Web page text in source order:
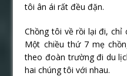
tôi ân ái rất đều đặn.
Chồng tôi về rồi lại đi,
Một chiều thứ 7 mẹ
theo đoàn trường đi du
hai chúng tôi với nhau.